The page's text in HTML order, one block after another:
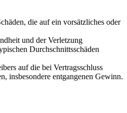
die auf ein vorsätzliches oder
und der Verletzung
Durchschnittsschäden
auf die bei Vertragsschluss
insbesondere entgangenen Gewinn.